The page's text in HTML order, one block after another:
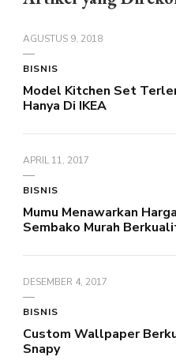
AGUSTUS 9, 2018
BISNIS
Model Kitchen Set
Hanya Di IKEA
APRIL 11, 2017
BISNIS
Mumu Menawarkan Harga
Sembako Murah
DESEMBER 4, 2017
BISNIS
Custom Wallpaper
Snapy